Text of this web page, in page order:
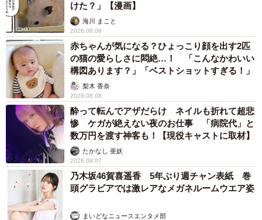
けた？」【漫画】
海川 まこと
2026.08.08
赤ちゃんが気になる？ひょっこり顔を出す2匹
の猫の愛らしさに悶絶…！ 「こんなかわいい
構図あります？」「ベストショットすぎる！」
梨木 香奈
2026.08.08
酔って転んでアザだらけ ネイルも折れて超悲
惨 ケガが絶えない夜のお仕事 「病院代」と
数万円を渡す神客も！【現役キャストに取材】
たかなし 亜妖
2026.08.07
乃木坂46賀喜遥香 5年ぶり週チャン表紙 巻
頭グラビアでは激レアなメガネルームウエア姿
まいどなニュースエンタメ部